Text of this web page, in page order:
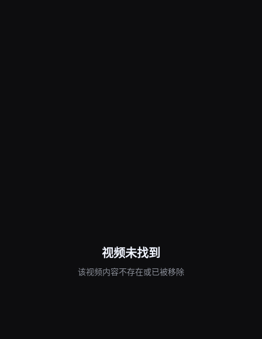
视频未找到
该视频内容不存在或已被移除